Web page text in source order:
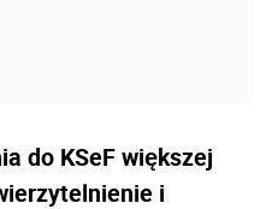
do KSeF większej
i